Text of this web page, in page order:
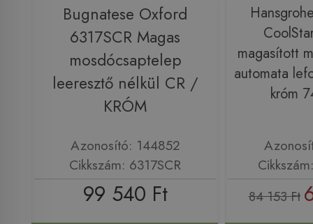
Bugnatese Oxford
6317SCR Magas
mosdócsaptelep
leeresztő nélkül CR /
KRÓM
Azonosító: 144852
Cikkszám: 6317SCR
99 540 Ft
magasított
automata
króm
84 153 Ft